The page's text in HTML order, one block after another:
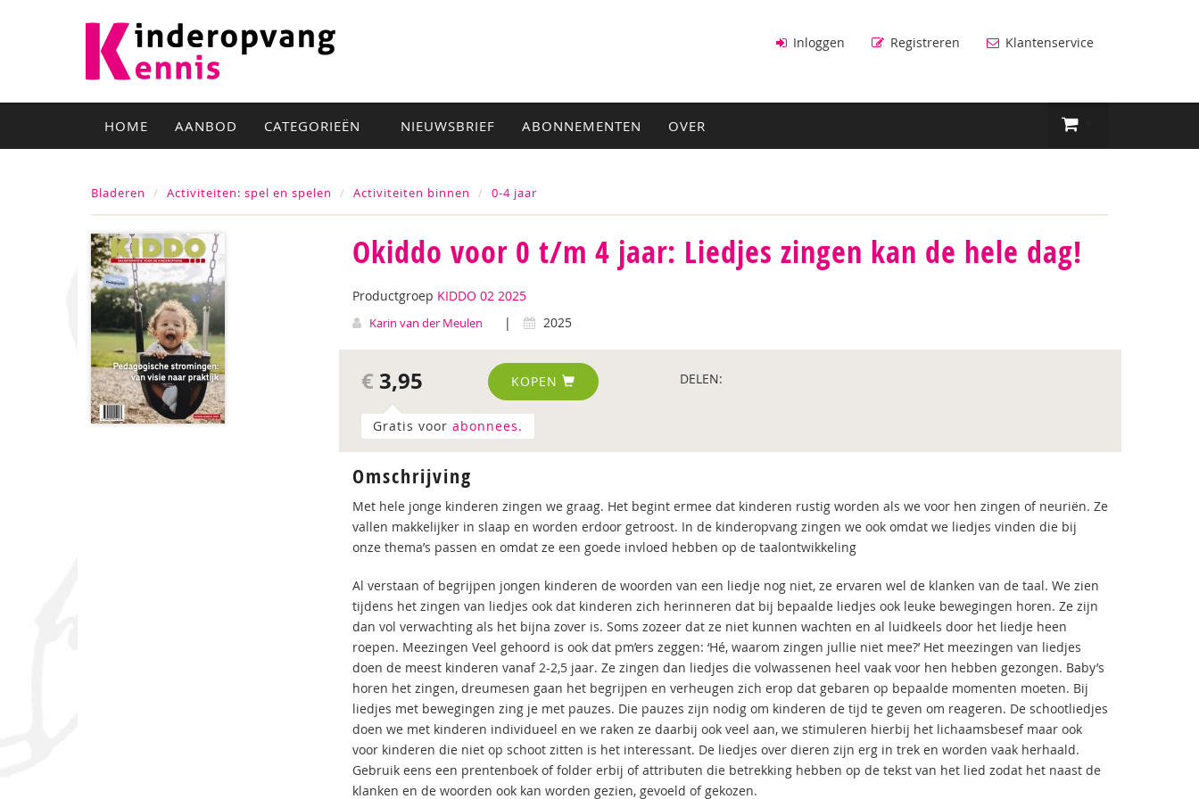
Inloggen Registreren Klantenservice
HOME AANBOD CATEGORIEËN NIEUWSBRIEF ABONNEMENTEN OVER
Bladeren Activiteiten: spel en spelen Activiteiten binnen 0-4 jaar
Okiddo voor 0 t/m 4 jaar: Liedjes zingen kan de hele dag!
Productgroep KIDDO 02 2025
Karin van der Meulen | 2025
€ 3,95 KOPEN DELEN:
Gratis voor abonnees.
Omschrijving
Met hele jonge kinderen zingen we graag. Het begint ermee dat kinderen rustig worden als we voor hen zingen of neuriën. Ze
vallen makkelijker in slaap en worden erdoor getroost. In de kinderopvang zingen we ook omdat we liedjes vinden die bij
onze thema’s passen en omdat ze een goede invloed hebben op de taalontwikkeling
Al verstaan of begrijpen jongen kinderen de woorden van een liedje nog niet, ze ervaren wel de klanken van de taal. We zien
tijdens het zingen van liedjes ook dat kinderen zich herinneren dat bij bepaalde liedjes ook leuke bewegingen horen. Ze zijn
dan vol verwachting als het bijna zover is. Soms zozeer dat ze niet kunnen wachten en al luidkeels door het liedje heen
roepen. Meezingen Veel gehoord is ook dat pm’ers zeggen: ‘Hé, waarom zingen jullie niet mee?’ Het meezingen van liedjes
doen de meest kinderen vanaf 2-2,5 jaar. Ze zingen dan liedjes die volwassenen heel vaak voor hen hebben gezongen. Baby’s
horen het zingen, dreumesen gaan het begrijpen en verheugen zich erop dat gebaren op bepaalde momenten moeten. Bij
liedjes met bewegingen zing je met pauzes. Die pauzes zijn nodig om kinderen de tijd te geven om reageren. De schootliedjes
doen we met kinderen individueel en we raken ze daarbij ook veel aan, we stimuleren hierbij het lichaamsbesef maar ook
voor kinderen die niet op schoot zitten is het interessant. De liedjes over dieren zijn erg in trek en worden vaak herhaald.
Gebruik eens een prentenboek of folder erbij of attributen die betrekking hebben op de tekst van het lied zodat het naast de
klanken en de woorden ook kan worden gezien, gevoeld of gekozen.